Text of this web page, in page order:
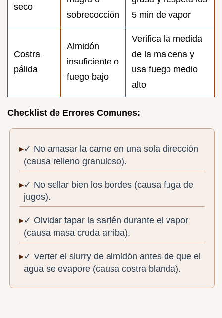
seco
sobrecocción
5 min de vapor
Costra
pálida
Almidón
insuficiente o
fuego bajo
Verifica la medida
de la maicena y
usa fuego medio
alto
Checklist de Errores Comunes:
✓ No amasar la carne en una sola dirección
(causa relleno granuloso).
✓ No sellar bien los bordes (causa fuga de
jugos).
✓ Olvidar tapar la sartén durante el vapor
(causa masa cruda arriba).
✓ Verter el slurry de almidón antes de que el
agua se evapore (causa costra blanda).